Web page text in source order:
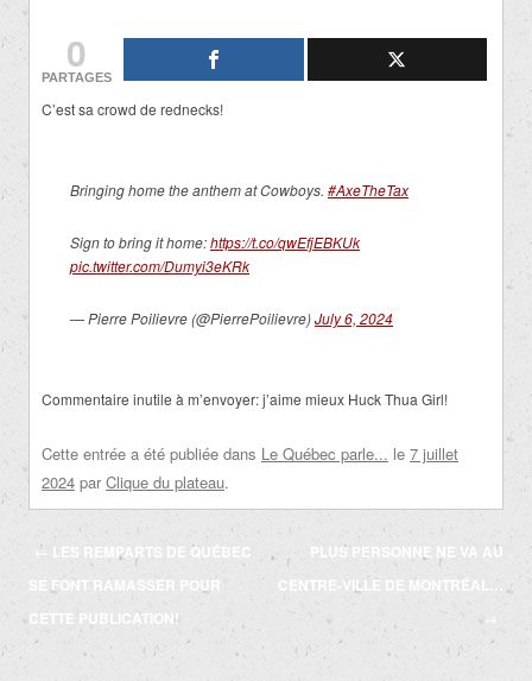
0
PARTAGES
C’est sa crowd de rednecks!
Bringing home the anthem at Cowboys. #AxeTheTax
Sign to bring it home:https://t.co/qwEfjEBKUk
pic.twitter.com/Dumyi3eKRk
— Pierre Poilievre (@PierrePoilievre)July 6, 2024
Commentaire inutile à m’envoyer: j’aime mieux Huck Thua Girl!
Cette entrée a été publiée dans Le Québec parle... le 7 juillet
2024 par Clique du plateau.
Navigation
des
articles
← LES REMPARTS DE QUÉBEC
SE FONT RAMASSER POUR
CETTE PUBLICATION!
PLUS PERSONNE NE VA AU
CENTRE-VILLE DE MONTRÉAL…